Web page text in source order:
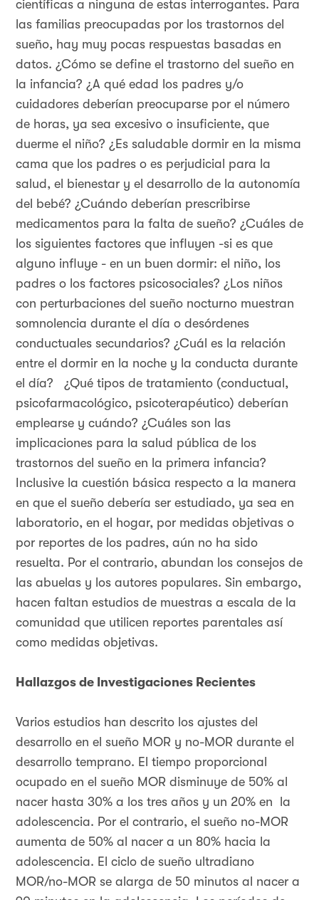
científicas a ninguna de estas interrogantes. Para
las familias preocupadas por los trastornos del
sueño, hay muy pocas respuestas basadas en
datos. ¿Cómo se define el trastorno del sueño en
la infancia? ¿A qué edad los padres y/o
cuidadores deberían preocuparse por el número
de horas, ya sea excesivo o insuficiente, que
duerme el niño? ¿Es saludable dormir en la misma
cama que los padres o es perjudicial para la
salud, el bienestar y el desarrollo de la autonomía
del bebé? ¿Cuándo deberían prescribirse
medicamentos para la falta de sueño? ¿Cuáles de
los siguientes factores que influyen -si es que
alguno influye - en un buen dormir: el niño, los
padres o los factores psicosociales? ¿Los niños
con perturbaciones del sueño nocturno muestran
somnolencia durante el día o desórdenes
conductuales secundarios? ¿Cuál es la relación
entre el dormir en la noche y la conducta durante
el día? ¿Qué tipos de tratamiento (conductual,
psicofarmacológico, psicoterapéutico) deberían
emplearse y cuándo? ¿Cuáles son las
implicaciones para la salud pública de los
trastornos del sueño en la primera infancia?
Inclusive la cuestión básica respecto a la manera
en que el sueño debería ser estudiado, ya sea en
laboratorio, en el hogar, por medidas objetivas o
por reportes de los padres, aún no ha sido
resuelta. Por el contrario, abundan los consejos de
las abuelas y los autores populares. Sin embargo,
hacen faltan estudios de muestras a escala de la
comunidad que utilicen reportes parentales así
como medidas objetivas.
Hallazgos de Investigaciones Recientes
Varios estudios han descrito los ajustes del
desarrollo en el sueño MOR y no-MOR durante el
desarrollo temprano. El tiempo proporcional
ocupado en el sueño MOR disminuye de 50% al
nacer hasta 30% a los tres años y un 20% en la
adolescencia. Por el contrario, el sueño no-MOR
aumenta de 50% al nacer a un 80% hacia la
adolescencia. El ciclo de sueño ultradiano
MOR/no-MOR se alarga de 50 minutos al nacer a